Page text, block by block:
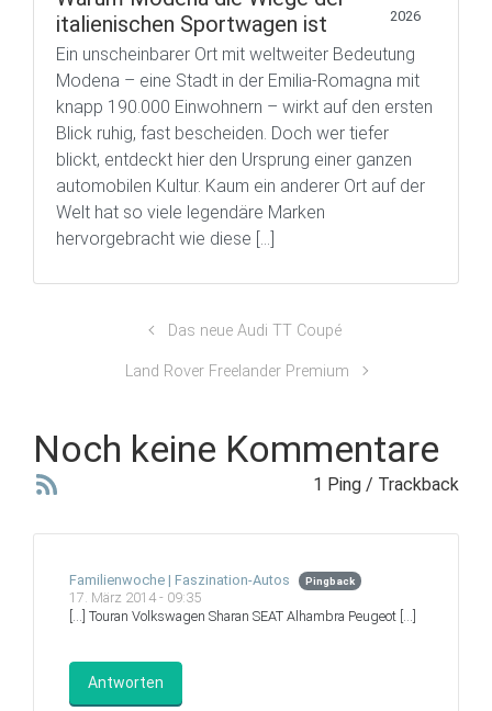
italienischen Sportwagen ist
2026
Ein unscheinbarer Ort mit weltweiter Bedeutung
Modena – eine Stadt in der Emilia-Romagna mit
knapp 190.000 Einwohnern – wirkt auf den ersten
Blick ruhig, fast bescheiden. Doch wer tiefer
blickt, entdeckt hier den Ursprung einer ganzen
automobilen Kultur. Kaum ein anderer Ort auf der
Welt hat so viele legendäre Marken
hervorgebracht wie diese […]
Das neue Audi TT Coupé
Land Rover Freelander Premium
Noch keine Kommentare
1 Ping / Trackback
Familienwoche | Faszination-Autos Pingback
17. März 2014 - 09:35
[…] Touran Volkswagen Sharan SEAT Alhambra Peugeot […]
Antworten